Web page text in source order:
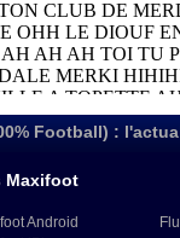
Football) :
Maxifoot
Android